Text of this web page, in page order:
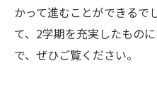
かって進むことができるで
て、2学期を充実したもの
で、ぜひご覧ください。